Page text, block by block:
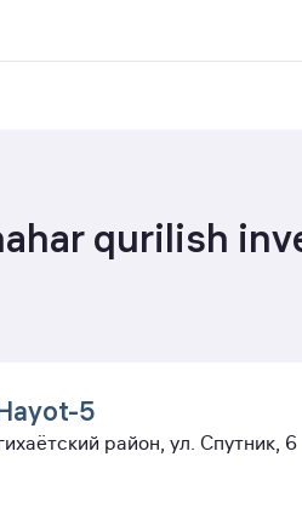
qurilish
5
район, ул. Спутник, 6